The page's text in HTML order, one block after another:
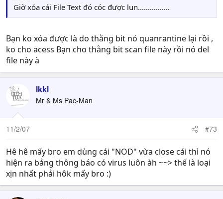
Giờ xóa cái File Text đó cóc được lun................
Bạn ko xóa được là do thằng bit nó quanrantine lại rồi ,
ko cho acess Bạn cho thằng bit scan file này rồi nó del
file này à
lkkl
Mr & Ms Pac-Man
11/2/07 #73
Hê hê mấy bro em dùng cái "NOD" vừa close cái thì nó
hiện ra bảng thông báo có virus luôn àh ~~> thế là loại
xịn nhất phải hôk mấy bro :)